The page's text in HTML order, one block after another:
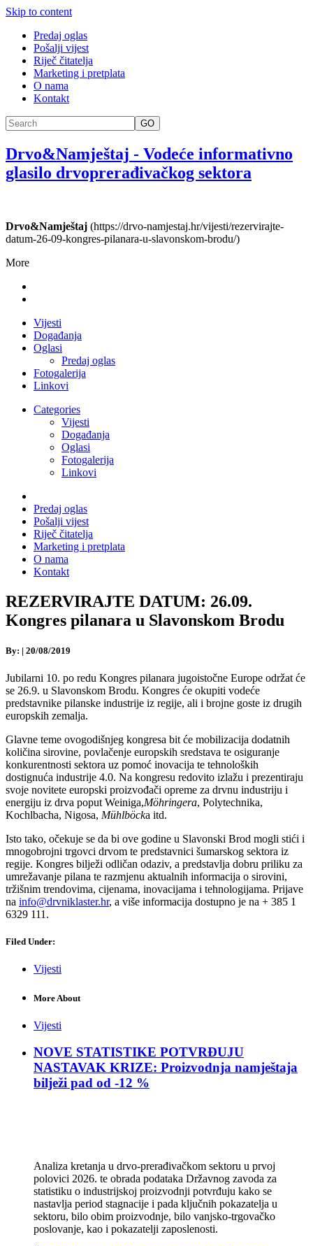
Skip to content
Predaj oglas
Pošalji vijest
Riječ čitatelja
Marketing i pretplata
O nama
Kontakt
GO
Drvo&Namještaj - Vodeće informativno
glasilo drvoprerađivačkog sektora
Drvo&Namještaj (https://drvo-namjestaj.hr/vijesti/rezervirajte-
datum-26-09-kongres-pilanara-u-slavonskom-brodu/)
More
Vijesti
Događanja
Oglasi
Predaj oglas
Fotogalerija
Linkovi
Categories
Vijesti
Događanja
Oglasi
Fotogalerija
Linkovi
Predaj oglas
Pošalji vijest
Riječ čitatelja
Marketing i pretplata
O nama
Kontakt
REZERVIRAJTE DATUM: 26.09.
Kongres pilanara u Slavonskom Brodu
By: | 20/08/2019
Jubilarni 10. po redu Kongres pilanara jugoistočne Europe održat će
se 26.9. u Slavonskom Brodu. Kongres će okupiti vodeće
predstavnike pilanske industrije iz regije, ali i brojne goste iz drugih
europskih zemalja.
Glavne teme ovogodišnjeg kongresa bit će mobilizacija dodatnih
količina sirovine, povlačenje europskih sredstava te osiguranje
konkurentnosti sektora uz pomoć inovacija te tehnoloških
dostignuća industrije 4.0. Na kongresu redovito izlažu i prezentiraju
svoje novitete europski proizvođači opreme za drvnu industriju i
energiju iz drva poput Weiniga,Möhringera, Polytechnika,
Kochlbacha, Nigosa, Mühlböcka itd.
Isto tako, očekuje se da bi ove godine u Slavonski Brod mogli stići i
mnogobrojni trgovci drvom te predstavnici šumarskog sektora iz
regije. Kongres bilježi odličan odaziv, a predstavlja dobru priliku za
umrežavanje pilana te razmjenu aktualnih informacija o sirovini,
tržišnim trendovima, cijenama, inovacijama i tehnologijama. Prijave
na info@drvniklaster.hr, a više informacija dostupno je na + 385 1
6329 111.
Filed Under:
Vijesti
More About
Vijesti
NOVE STATISTIKE POTVRĐUJU
NASTAVAK KRIZE: Proizvodnja namještaja
bilježi pad od -12 %
Analiza kretanja u drvo-prerađivačkom sektoru u prvoj
polovici 2026. te obrada podataka Državnog zavoda za
statistiku o industrijskoj proizvodnji potvrđuju kako se
nastavlja period stagnacije i pada ključnih pokazatelja u
sektoru, bilo obim proizvodnje, bilo vanjsko-trgovačko
poslovanje, kao i pokazatelji zaposlenosti.